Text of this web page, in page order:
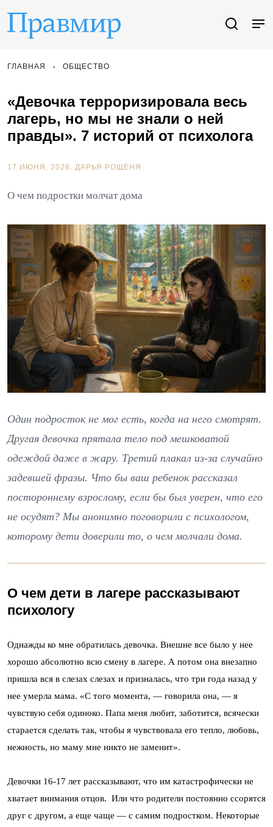
ГЛАВНАЯ ОБЩЕСТВО
«Девочка терроризировала весь
лагерь, но мы не знали о ней
правды». 7 историй от психолога
17 ИЮНЯ, 2026. ДАРЬЯ РОЩЕНЯ
О чем подростки молчат дома
Один подросток не мог есть, когда на него смотрят.
Другая девочка прятала тело под мешковатой
одеждой даже в жару. Третий плакал из-за случайно
задевшей фразы. Что бы ваш ребенок рассказал
постороннему взрослому, если бы был уверен, что его
не осудят? Мы анонимно поговорили с психологом,
которому дети доверили то, о чем молчали дома.
О чем дети в лагере рассказывают
психологу
Однажды ко мне обратилась девочка. Внешне все было у нее
хорошо абсолютно всю смену в лагере. А потом она внезапно
пришла вся в слезах слезах и призналась, что три года назад у
нее умерла мама. «С того момента, — говорила она, — я
чувствую себя одиноко. Папа меня любит, заботится, всячески
старается сделать так, чтобы я чувствовала его тепло, любовь,
нежность, но маму мне никто не заменит».
Девочки 16-17 лет рассказывают, что им катастрофически не
хватает внимания отцов. Или что родители постоянно ссорятся
друг с другом, а еще чаще — с самим подростком. Некоторые